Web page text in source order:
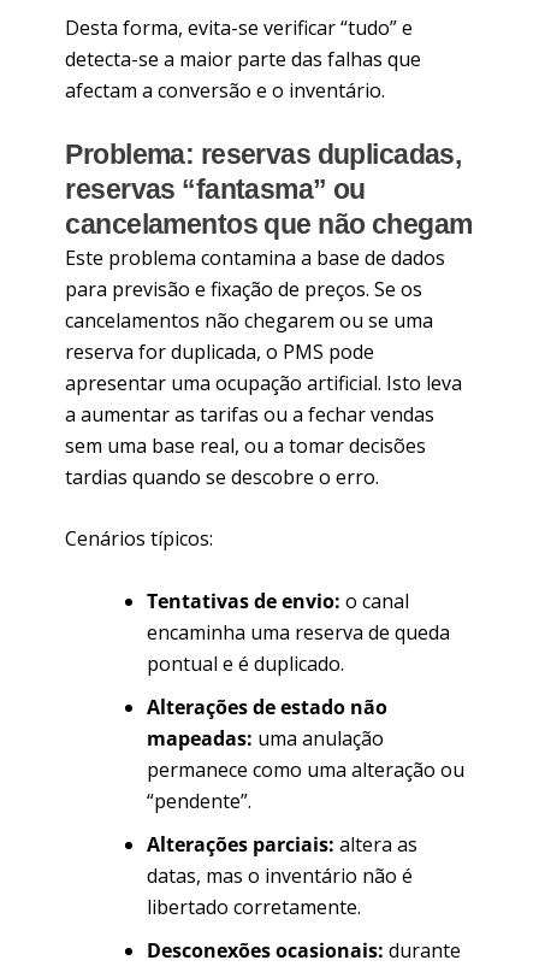
Desta forma, evita-se verificar “tudo” e
detecta-se a maior parte das falhas que
afectam a conversão e o inventário.
Problema: reservas duplicadas,
reservas “fantasma” ou
cancelamentos que não chegam
Este problema contamina a base de dados
para previsão e fixação de preços. Se os
cancelamentos não chegarem ou se uma
reserva for duplicada, o PMS pode
apresentar uma ocupação artificial. Isto leva
a aumentar as tarifas ou a fechar vendas
sem uma base real, ou a tomar decisões
tardias quando se descobre o erro.
Cenários típicos:
Tentativas de envio: o canal
encaminha uma reserva de queda
pontual e é duplicado.
Alterações de estado não
mapeadas: uma anulação
permanece como uma alteração ou
“pendente”.
Alterações parciais: altera as
datas, mas o inventário não é
libertado corretamente.
Desconexões ocasionais: durante